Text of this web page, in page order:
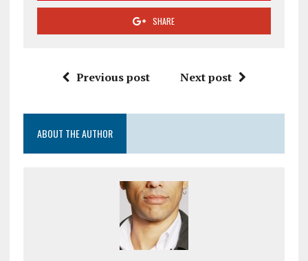
SHARE
Previous post Next post
ABOUT THE AUTHOR